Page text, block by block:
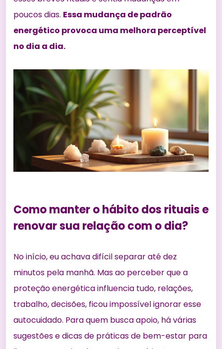
poucos dias. Essa mudança de padrão
energético provoca uma melhora perceptível
no dia a dia.
Como manter o hábito dos rituais e
renovar sua relação com o dia?
No início, eu achava difícil separar até dez
minutos pela manhã. Mas ao perceber que a
proteção energética influencia tudo, relações,
trabalho, decisões, ficou impossível ignorar esse
autocuidado. Para quem busca apoio, há várias
sugestões e dicas de práticas de bem-estar para